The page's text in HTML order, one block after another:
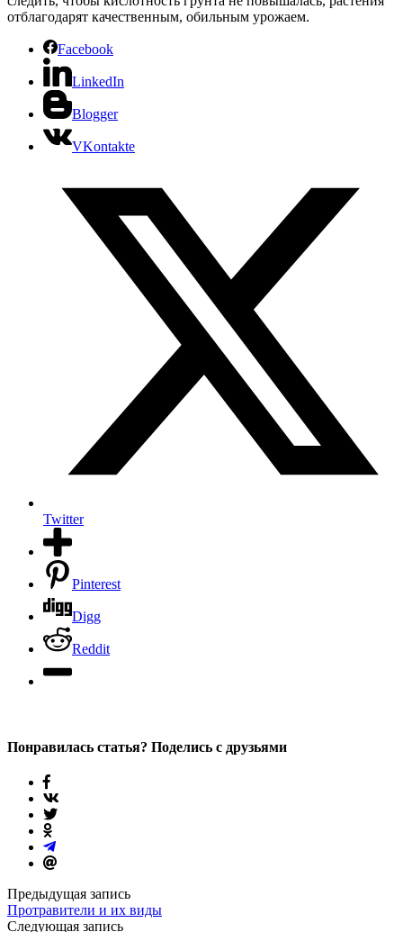
отблагодарят качественным, обильным урожаем.
Facebook
LinkedIn
Blogger
VKontakte
Twitter
Pinterest
Digg
Reddit
Понравилась статья? Поделись с друзьями
Предыдущая запись
Протравители и их виды
Следующая запись